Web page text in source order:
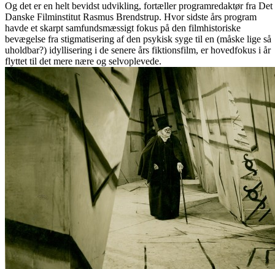
Og det er en helt bevidst udvikling, fortæller programredaktør fra Det
Danske Filminstitut Rasmus Brendstrup. Hvor sidste års program
havde et skarpt samfundsmæssigt fokus på den filmhistoriske
bevægelse fra stigmatisering af den psykisk syge til en (måske lige så
uholdbar?) idyllisering i de senere års fiktionsfilm, er hovedfokus i år
flyttet til det mere nære og selvoplevede.